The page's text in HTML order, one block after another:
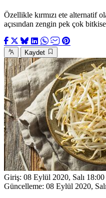
Özellikle kırmızı ete alternatif
açısından zengin pek çok
Kaydet
Giriş: 08 Eylül 2020, Salı 18:00
Güncelleme: 08 Eylül 2020,